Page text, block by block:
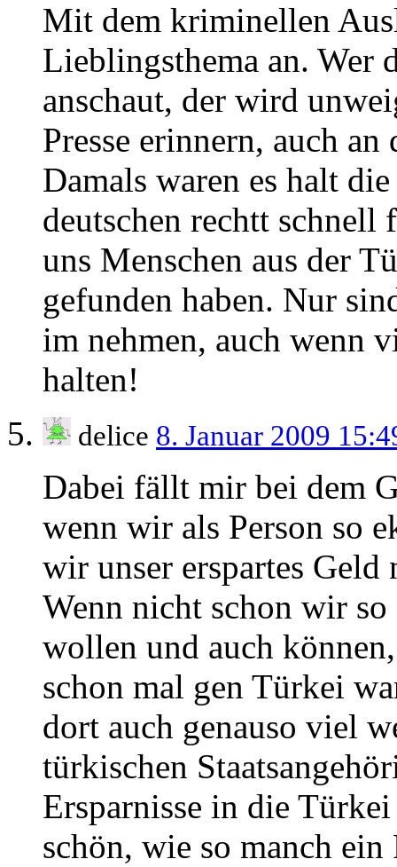
Mit dem kriminellen
Lieblingsthema an. Wer
anschaut, der wird
Presse erinnern, auch
Damals waren es halt
deutschen rechtt
uns Menschen aus der
gefunden haben. Nur
im nehmen, auch wenn
halten!
delice 8. Januar 2009
Dabei fällt mir bei dem
wenn wir als Person so
wir unser erspartes
Wenn nicht schon wir
wollen und auch
schon mal gen Türkei
dort auch genauso viel
türkischen
Ersparnisse in die
schön, wie so manch